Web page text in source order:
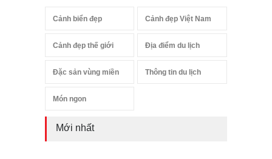
Cảnh biển đẹp Cảnh đẹp Việt Nam
Cảnh đẹp thế giới Địa điểm du lịch
Đặc sản vùng miền Thông tin du lịch
Món ngon
Mới nhất